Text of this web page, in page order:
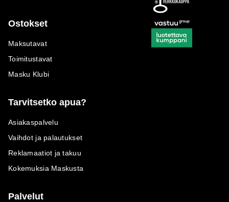
Ostokset
Maksutavat
Toimitustavat
Masku Klubi
Tarvitsetko apua?
Asiakaspalvelu
Vaihdot ja palautukset
Reklamaatiot ja takuu
Kokemuksia Maskusta
Palvelut